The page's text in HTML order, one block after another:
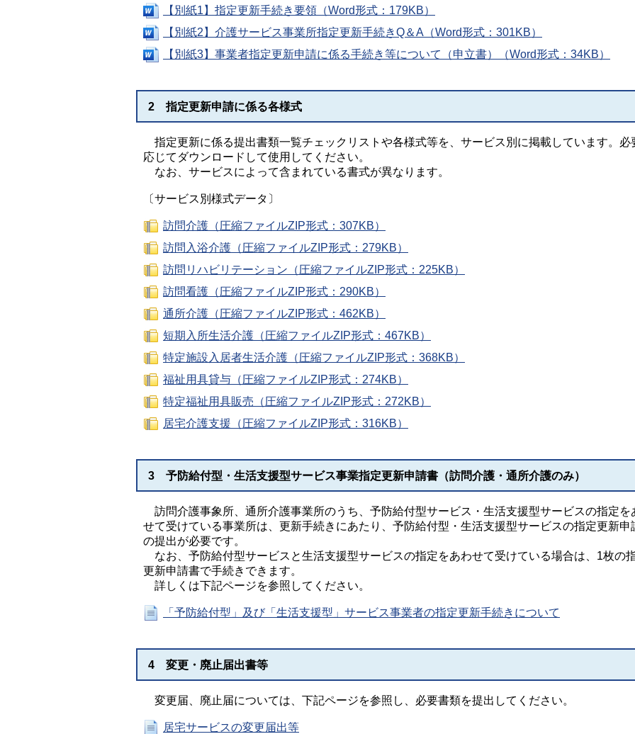
【別紙1】指定更新手続き要領（Word形式：179KB）
【別紙2】介護サービス事業所指定更新手続きQ＆A（Word形式：301KB）
【別紙3】事業者指定更新申請に係る手続き等について（申立書）（Word形式：34KB）
2 指定更新申請に係る各様式
指定更新に係る提出書類一覧チェックリストや各様式等を、サービス別に掲載しています。必
応じてダウンロードして使用してください。
なお、サービスによって含まれている書式が異なります。
〔サービス別様式データ〕
訪問介護（圧縮ファイルZIP形式：307KB）
訪問入浴介護（圧縮ファイルZIP形式：279KB）
訪問リハビリテーション（圧縮ファイルZIP形式：225KB）
訪問看護（圧縮ファイルZIP形式：290KB）
通所介護（圧縮ファイルZIP形式：462KB）
短期入所生活介護（圧縮ファイルZIP形式：467KB）
特定施設入居者生活介護（圧縮ファイルZIP形式：368KB）
福祉用具貸与（圧縮ファイルZIP形式：274KB）
特定福祉用具販売（圧縮ファイルZIP形式：272KB）
居宅介護支援（圧縮ファイルZIP形式：316KB）
3 予防給付型・生活支援型サービス事業指定更新申請書（訪問介護・通所介護のみ）
訪問介護事象所、通所介護事業所のうち、予防給付型サービス・生活支援型サービスの指定を
せて受けている事業所は、更新手続きにあたり、予防給付型・生活支援型サービスの指定更新申
の提出が必要です。
なお、予防給付型サービスと生活支援型サービスの指定をあわせて受けている場合は、1枚の
更新申請書で手続きできます。
詳しくは下記ページを参照してください。
「予防給付型」及び「生活支援型」サービス事業者の指定更新手続きについて
4 変更・廃止届出書等
変更届、廃止届については、下記ページを参照し、必要書類を提出してください。
居宅サービスの変更届出等